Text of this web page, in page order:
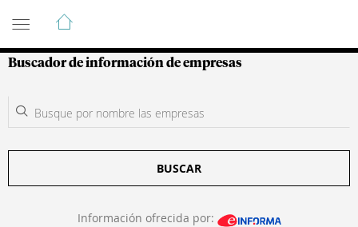
Guía de Empresas Colombianas
Buscador de información de empresas
BUSCAR
Información ofrecida por: